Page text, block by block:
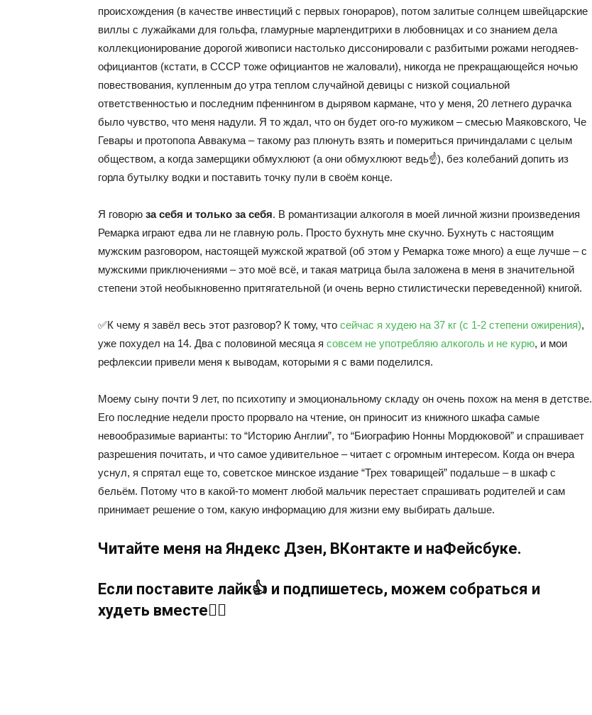
происхождения (в качестве инвестиций с первых гонораров), потом залитые солнцем швейцарские
виллы с лужайками для гольфа, гламурные марлендитрихи в любовницах и со знанием дела
коллекционирование дорогой живописи настолько диссонировали с разбитыми рожами негодяев-
официантов (кстати, в СССР тоже официантов не жаловали), никогда не прекращающейся ночью
повествования, купленным до утра теплом случайной девицы с низкой социальной
ответственностью и последним пфеннингом в дырявом кармане, что у меня, 20 летнего дурачка
было чувство, что меня надули. Я то ждал, что он будет ого-го мужиком – смесью Маяковского, Че
Гевары и протопопа Аввакума – такому раз плюнуть взять и помериться причиндалами с целым
обществом, а когда замерщики обмухлюют (а они обмухлюют ведь☝), без колебаний допить из
горла бутылку водки и поставить точку пули в своём конце.
Я говорю за себя и только за себя. В романтизации алкоголя в моей личной жизни произведения
Ремарка играют едва ли не главную роль. Просто бухнуть мне скучно. Бухнуть с настоящим
мужским разговором, настоящей мужской жратвой (об этом у Ремарка тоже много) а еще лучше – с
мужскими приключениями – это моё всё, и такая матрица была заложена в меня в значительной
степени этой необыкновенно притягательной (и очень верно стилистически переведенной) книгой.
✅К чему я завёл весь этот разговор? К тому, что сейчас я худею на 37 кг (с 1-2 степени ожирения),
уже похудел на 14. Два с половиной месяца я совсем не употребляю алкоголь и не курю, и мои
рефлексии привели меня к выводам, которыми я с вами поделился.
Моему сыну почти 9 лет, по психотипу и эмоциональному складу он очень похож на меня в детстве.
Его последние недели просто прорвало на чтение, он приносит из книжного шкафа самые
невообразимые варианты: то “Историю Англии”, то “Биографию Нонны Мордюковой” и спрашивает
разрешения почитать, и что самое удивительное – читает с огромным интересом. Когда он вчера
уснул, я спрятал еще то, советское минское издание “Трех товарищей” подальше – в шкаф с
бельём. Потому что в какой-то момент любой мальчик перестает спрашивать родителей и сам
принимает решение о том, какую информацию для жизни ему выбирать дальше.
Читайте меня на Яндекс Дзен, ВКонтакте и наФейсбуке.
Если поставите лайк👍 и подпишетесь, можем собраться и
худеть вместе🧗‍♂️